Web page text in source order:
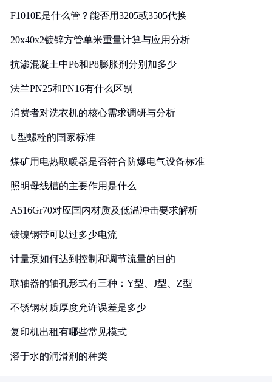
F1010E是什么管？能否用3205或3505代换
20x40x2镀锌方管单米重量计算与应用分析
抗渗混凝土中P6和P8膨胀剂分别加多少
法兰PN25和PN16有什么区别
消费者对洗衣机的核心需求调研与分析
U型螺栓的国家标准
煤矿用电热取暖器是否符合防爆电气设备标准
照明母线槽的主要作用是什么
A516Gr70对应国内材质及低温冲击要求解析
镀镍钢带可以过多少电流
计量泵如何达到控制和调节流量的目的
联轴器的轴孔形式有三种：Y型、J型、Z型
不锈钢材质厚度允许误差是多少
复印机出租有哪些常见模式
溶于水的润滑剂的种类